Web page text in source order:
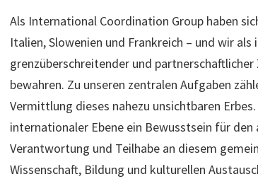
Als International Coordination Group haben
Italien, Slowenien und Frankreich – und wir
grenzüberschreitender und
bewahren. Zu unseren zentralen Aufgaben
Vermittlung dieses nahezu unsichtbaren
internationaler Ebene ein Bewusstsein für
Verantwortung und Teilhabe an diesem
Wissenschaft, Bildung und kulturellen